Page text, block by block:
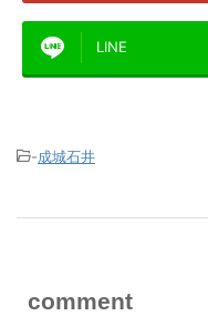
LINE
-成城石井
comment